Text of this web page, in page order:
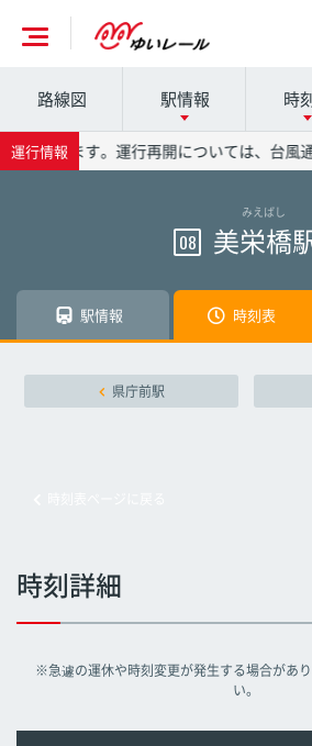
各駅の詳細は駅名を押してください
那覇空港駅
赤嶺駅
県庁前駅
美栄橋駅
時刻表の詳細は駅名を押してくださ
那覇空港駅
赤嶺駅
県庁前駅
美栄橋駅
運賃表の詳細は駅名を押してくださ
那覇空港駅
赤嶺駅
県庁前駅
美栄橋駅
路線図 駅情報 時
運行情報
たします。運行再開については、台風
みえばし
08 美栄橋
駅情報 時刻表
県庁前駅
時刻詳細
※急遽の運休や時刻変更が発生する場合があ
い。